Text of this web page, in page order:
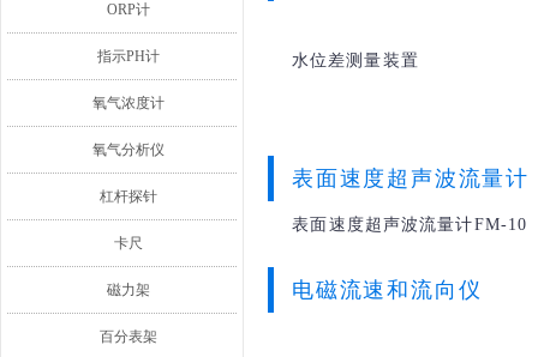
ORP计
指示PH计
氧气浓度计
氧气分析仪
杠杆探针
卡尺
磁力架
百分表架
水位差测量装置
表面速度超声波流量计
表面速度超声波流量计FM-10
电磁流速和流向仪